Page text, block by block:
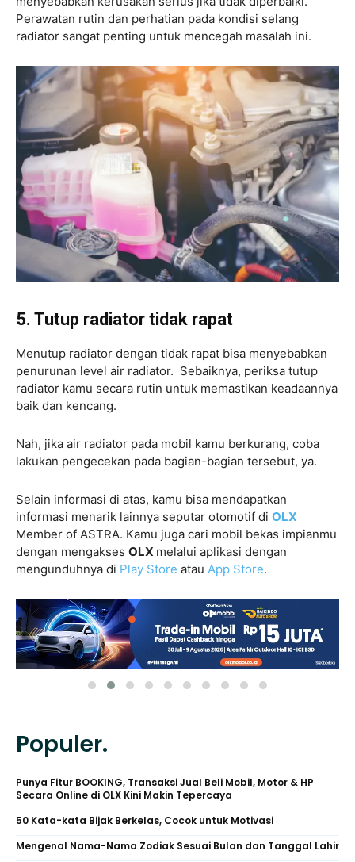
Perawatan rutin dan perhatian pada kondisi selang
radiator sangat penting untuk mencegah masalah ini.
5. Tutup radiator tidak rapat
Menutup radiator dengan tidak rapat bisa menyebabkan
penurunan level air radiator. Sebaiknya, periksa tutup
radiator kamu secara rutin untuk memastikan keadaannya
baik dan kencang.
Nah, jika air radiator pada mobil kamu berkurang, coba
lakukan pengecekan pada bagian-bagian tersebut, ya.
Selain informasi di atas, kamu bisa mendapatkan
informasi menarik lainnya seputar otomotif di OLX
Member of ASTRA. Kamu juga cari mobil bekas impianmu
dengan mengakses OLX melalui aplikasi dengan
mengunduhnya di Play Store atau App Store.
Populer.
Punya Fitur BOOKING, Transaksi Jual Beli Mobil, Motor & HP
Secara Online di OLX Kini Makin Tepercaya
50 Kata-kata Bijak Berkelas, Cocok untuk Motivasi
Mengenal Nama-Nama Zodiak Sesuai Bulan dan Tanggal Lahir